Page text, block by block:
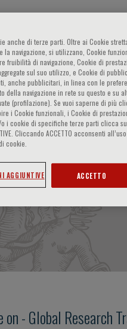
del ponente
on - Global Research
anche di terze parti. Oltre ai Cookie
la navigazione, si utilizzano, Cookie
fruibilità di navigazione, Cookie di
sul suo utilizzo, e Cookie di
anche pubblicitari, in linea con le
della navigazione in rete su questo e su
(profilazione). Se vuoi saperne di più
i Cookie funzionali, i Cookie di
i cookie di specifiche terze parti clicca su
Cliccando ACCETTO acconsenti
cookie.
AGGIUNTIVE ACCETTO